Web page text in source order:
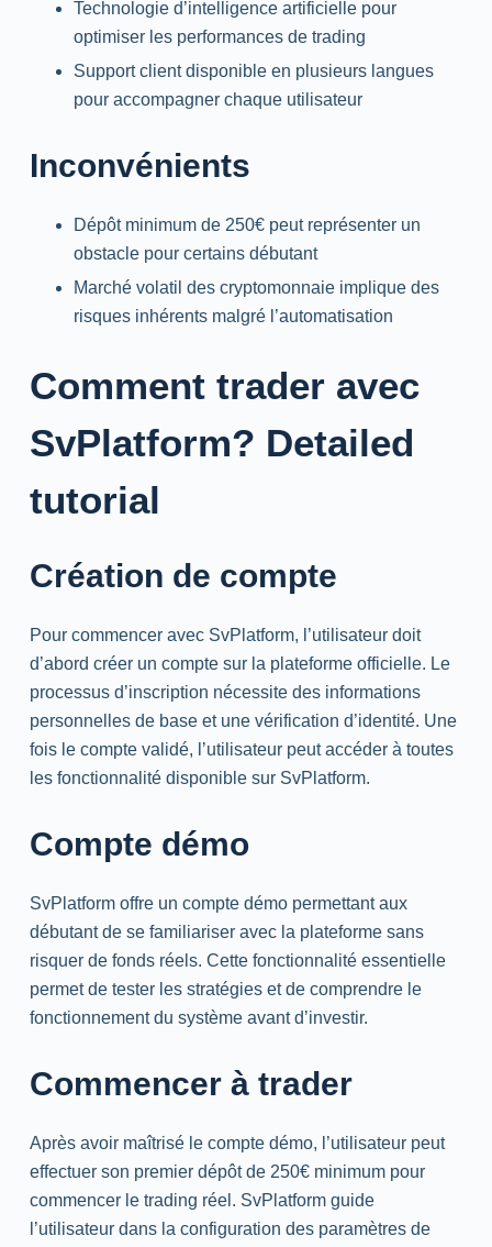
Technologie d’intelligence artificielle pour
optimiser les performances de trading
Support client disponible en plusieurs langues
pour accompagner chaque utilisateur
Inconvénients
Dépôt minimum de 250€ peut représenter un
obstacle pour certains débutant
Marché volatil des cryptomonnaie implique des
risques inhérents malgré l’automatisation
Comment trader avec
SvPlatform? Detailed
tutorial
Création de compte
Pour commencer avec SvPlatform, l’utilisateur doit
d’abord créer un compte sur la plateforme officielle. Le
processus d’inscription nécessite des informations
personnelles de base et une vérification d’identité. Une
fois le compte validé, l’utilisateur peut accéder à toutes
les fonctionnalité disponible sur SvPlatform.
Compte démo
SvPlatform offre un compte démo permettant aux
débutant de se familiariser avec la plateforme sans
risquer de fonds réels. Cette fonctionnalité essentielle
permet de tester les stratégies et de comprendre le
fonctionnement du système avant d’investir.
Commencer à trader
Après avoir maîtrisé le compte démo, l’utilisateur peut
effectuer son premier dépôt de 250€ minimum pour
commencer le trading réel. SvPlatform guide
l’utilisateur dans la configuration des paramètres de